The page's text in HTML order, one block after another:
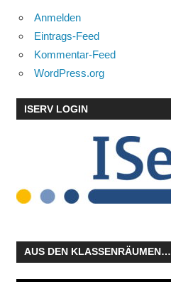
Anmelden
Eintrags-Feed
Kommentar-Feed
WordPress.org
ISERV LOGIN
AUS DEN KLASSENRÄUMEN…